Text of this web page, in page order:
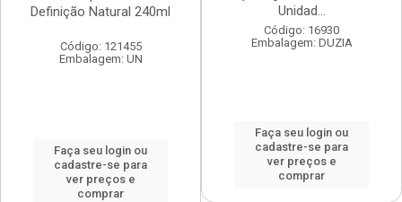
Definição Natural 240ml
Código: 121455
Embalagem: UN
Faça seu login ou
cadastre-se para
ver preços e
comprar
Unidad...
Código: 16930
Embalagem: DUZIA
Faça seu login ou
cadastre-se para
ver preços e
comprar